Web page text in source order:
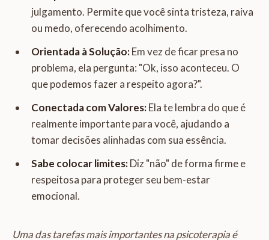
julgamento. Permite que você sinta tristeza, raiva
ou medo, oferecendo acolhimento.
Orientada à Solução:Em vez de ficar presa no
problema, ela pergunta: "Ok, isso aconteceu. O
que podemos fazer a respeito agora?".
Conectada com Valores:Ela te lembra do que é
realmente importante para você, ajudando a
tomar decisões alinhadas com sua essência.
Sabe colocar limites:Diz "não" de forma firme e
respeitosa para proteger seu bem-estar
emocional.
Uma das tarefas mais importantes na psicoterapia é